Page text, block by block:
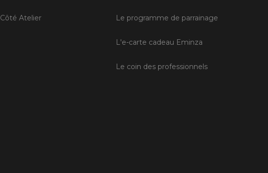
Côté Atelier Le programme de parrainage
L'e-carte cadeau Eminza
Le coin des professionnels